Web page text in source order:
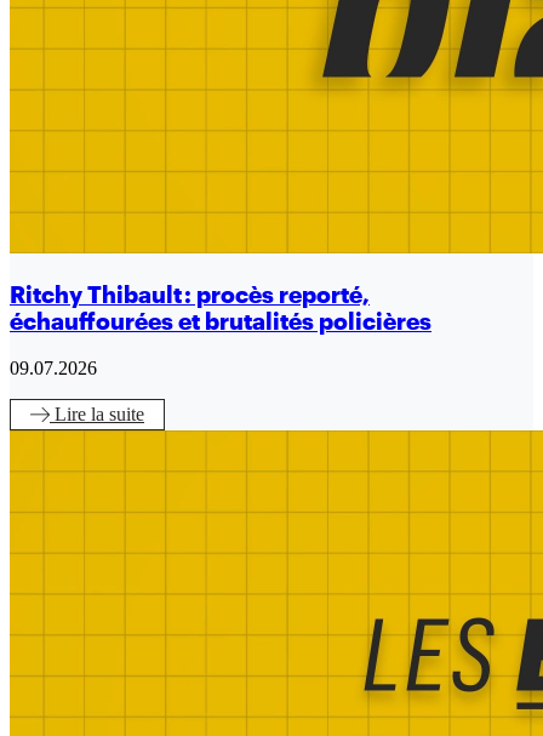
Ritchy Thibault : procès reporté,
échauffourées et brutalités policières
09.07.2026
Lire la suite